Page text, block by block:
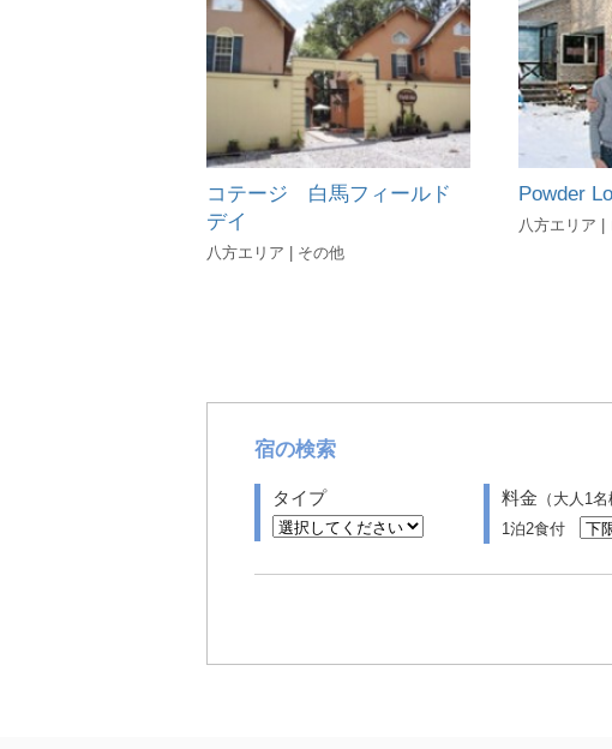
コテージ 白馬フィールド
デイ
八方エリア | その他
Powder
八方エリア |
宿の検索
タイプ 料金 （大人1
1泊2食付